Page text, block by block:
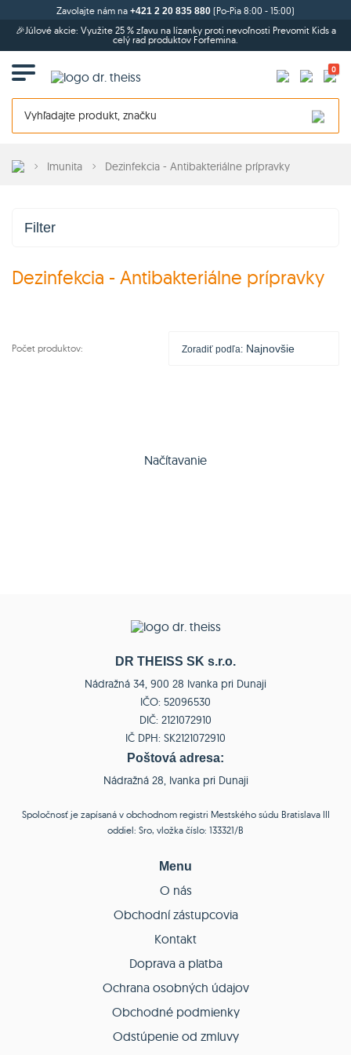
Zavolajte nám na +421 2 20 835 880 (Po-Pia 8:00 - 15:00)
🎉Júlové akcie: Využite 25 % zľavu na lízanky proti nevoľnosti Prevomit Kids a
celý rad produktov Forfemina.
0
Imunita Dezinfekcia - Antibakteriálne prípravky
Filter
Dezinfekcia - Antibakteriálne prípravky
Počet produktov: Zoradiť podľa: Najnovšie
Načítavanie
DR THEISS SK s.r.o.
Nádražná 34, 900 28 Ivanka pri Dunaji
IČO: 52096530
DIČ: 2121072910
IČ DPH: SK2121072910
Poštová adresa:
Nádražná 28, Ivanka pri Dunaji
Spoločnosť je zapísaná v obchodnom registri Mestského súdu Bratislava III
oddiel: Sro, vložka číslo: 133321/B
Menu
O nás
Obchodní zástupcovia
Kontakt
Doprava a platba
Ochrana osobných údajov
Obchodné podmienky
Odstúpenie od zmluvy